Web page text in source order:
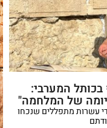
בכותל המערבי:
של המלחמה"
עשרות מתפללים שנכחו